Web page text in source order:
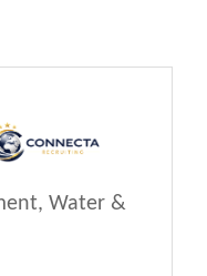
Water &